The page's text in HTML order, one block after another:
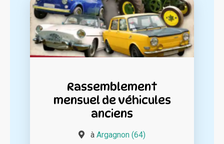
Rassemblement
mensuel de véhicules
anciens
à Argagnon (64)